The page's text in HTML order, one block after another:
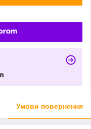
Умови повернення